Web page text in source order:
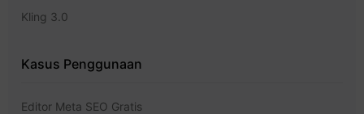
Kling 3.0
Kasus Penggunaan
Editor Meta SEO Gratis